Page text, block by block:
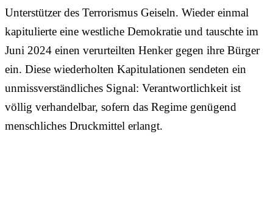
Unterstützer des Terrorismus Geiseln. Wieder einmal
kapitulierte eine westliche Demokratie und tauschte im
Juni 2024 einen verurteilten Henker gegen ihre Bürger
ein. Diese wiederholten Kapitulationen sendeten ein
unmissverständliches Signal: Verantwortlichkeit ist
völlig verhandelbar, sofern das Regime genügend
menschliches Druckmittel erlangt.